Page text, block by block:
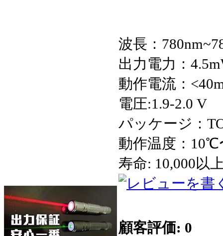
波長：
出力電力：
動作電流：
電圧:1.9-2.0 V
パッケージ：
動作温度：
寿命: 10,000以
顧客評価: 0